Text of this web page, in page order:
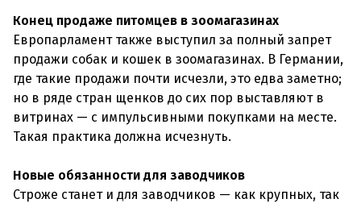
Конец продаже питомцев в зоомагазинах
Европарламент также выступил за полный запрет
продажи собак и кошек в зоомагазинах. В Германии,
где такие продажи почти исчезли, это едва заметно;
но в ряде стран щенков до сих пор выставляют в
витринах — с импульсивными покупками на месте.
Такая практика должна исчезнуть.
Новые обязанности для заводчиков
Строже станет и для заводчиков — как крупных, так